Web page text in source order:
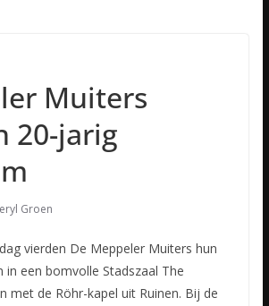
Muiters
20-jarig
Groen
vierden De Meppeler Muiters hun
in een bomvolle Stadszaal The
met de Röhr-kapel uit Ruinen. Bij de